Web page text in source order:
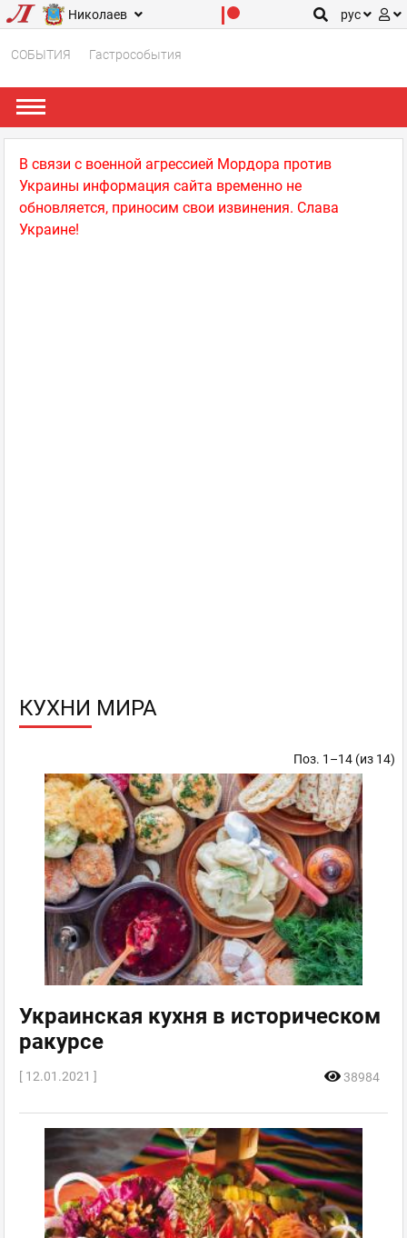
Николаев рус
СОБЫТИЯ Гастрособытия
В связи с военной агрессией Мордора против
Украины информация сайта временно не
обновляется, приносим свои извинения. Слава
Украине!
КУХНИ МИРА
Поз. 1–14 (из 14)
Украинская кухня в историческом
ракурсе
[ 12.01.2021 ] 38984